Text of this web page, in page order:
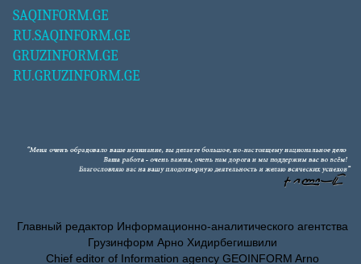
SAQINFORM.GE
RU.SAQINFORM.GE
GRUZINFORM.GE
RU.GRUZINFORM.GE
Главный редактор Информационно-аналитического агентства
Грузинформ Арно Хидирбегишвили
Chief editor of Information agency GEOINFORM Arno